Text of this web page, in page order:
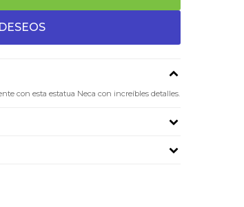
con esta estatua Neca con increíbles detalles.